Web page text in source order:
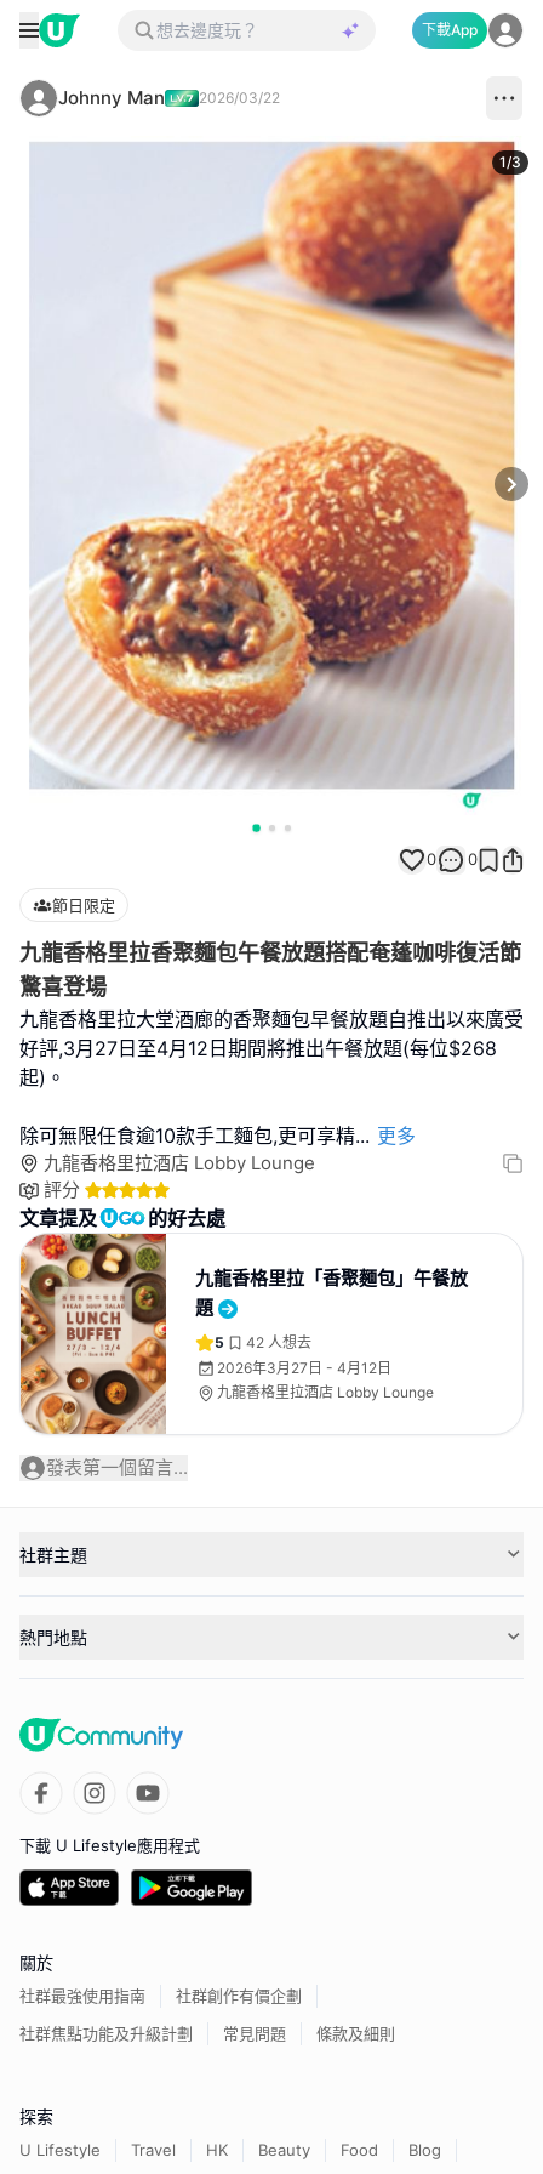
下載App
Johnny Man 2026/03/22
1/3
0 0
節日限定
九龍香格里拉香聚麵包午餐放題搭配奄蓬咖啡復活節
驚喜登場
九龍香格里拉大堂酒廊的香聚麵包早餐放題自推出以來廣受
好評,3月27日至4月12日期間將推出午餐放題(每位$268
起)。
除可無限任食逾10款手工麵包,更可享精... 更多
九龍香格里拉酒店 Lobby Lounge
評分
文章提及 的好去處
九龍香格里拉「香聚麵包」午餐放
題
5 42 人想去
2026年3月27日 - 4月12日
九龍香格里拉酒店 Lobby Lounge
發表第一個留言...
社群主題
熱門地點
下載 U Lifestyle應用程式
關於
社群最強使用指南
社群創作有價企劃
社群焦點功能及升級計劃
常見問題 條款及細則
探索
U Lifestyle Travel HK Beauty Food Blog